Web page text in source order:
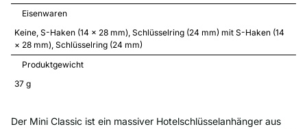
Eisenwaren
Keine S-Haken (14 × 28 mm) Schlüsselring (24 mm) mit S-Haken (14
× 28 mm) Schlüsselring (24 mm)
Produktgewicht
37 g
Der Mini Classic ist ein massiver Hotelschlüsselanhänger aus